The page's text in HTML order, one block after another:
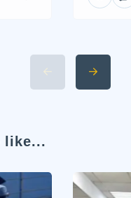
like...